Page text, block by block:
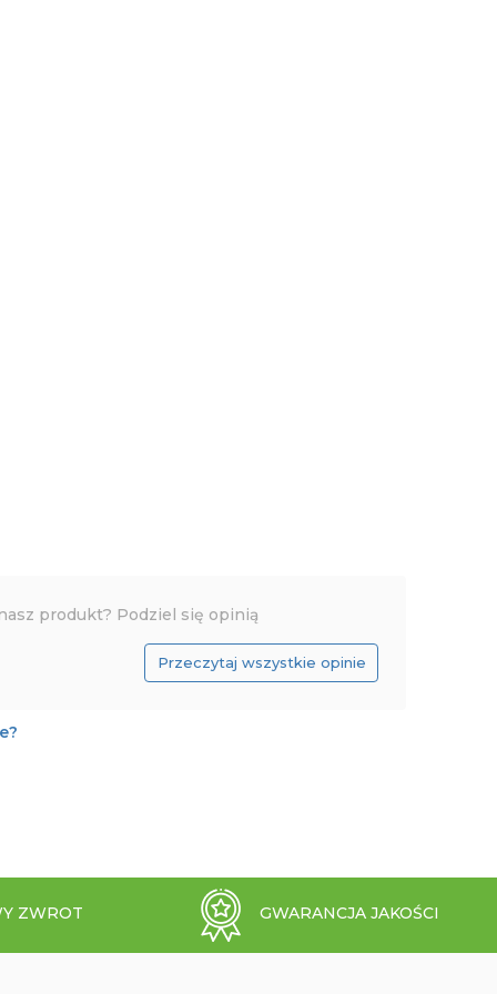
produkt? Podziel się opinią
Przeczytaj wszystkie opinie
ZWROT GWARANCJA JAKOŚCI